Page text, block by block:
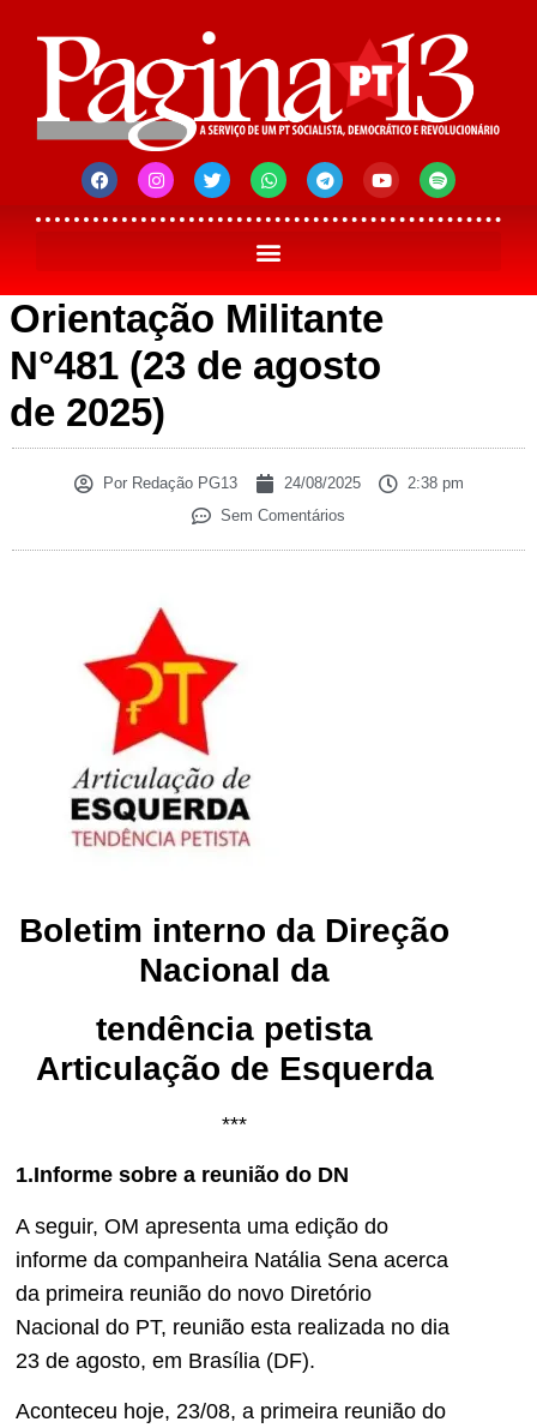
Orientação Militante
N°481 (23 de agosto
de 2025)
PorRedação PG13 24/08/2025
2:38 pm
Sem Comentários
Boletim interno da Direção
Nacional da
tendência petista
Articulação de Esquerda
***
1.Informe sobre a reunião do DN
A seguir, OM apresenta uma edição do
informe da companheira Natália Sena acerca
da primeira reunião do novo Diretório
Nacional do PT, reunião esta realizada no dia
23 de agosto, em Brasília (DF).
Aconteceu hoje, 23/08, a primeira reunião do